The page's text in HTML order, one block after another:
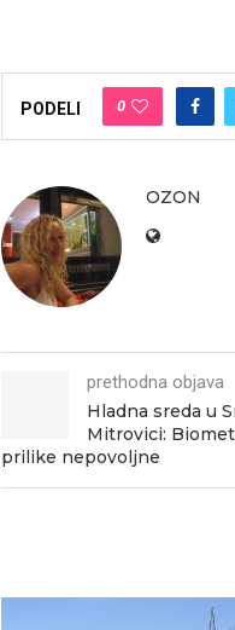
PODELI 0
OZON
prethodna objava
Hladna sreda u
Mitrovici:
prilike nepovoljne